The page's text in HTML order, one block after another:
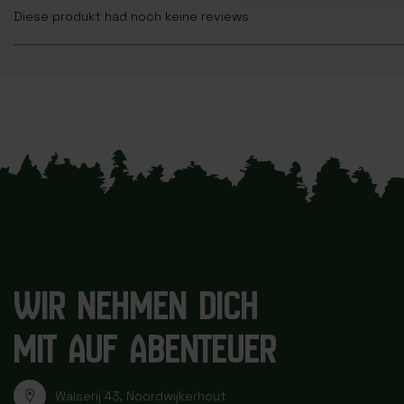
Diese produkt had noch keine reviews
WIR NEHMEN DICH
MIT AUF ABENTEUER
Walserij 43, Noordwijkerhout